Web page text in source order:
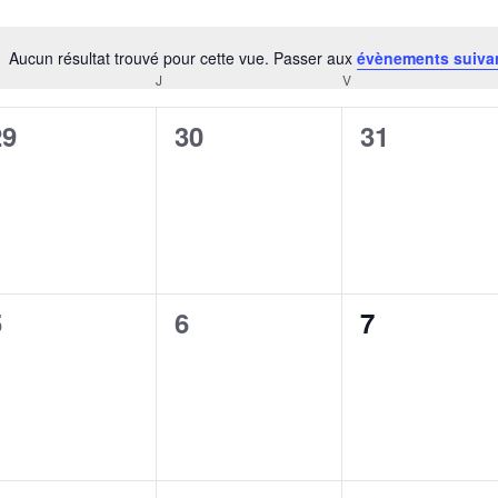
Notice
Aucun résultat trouvé pour cette vue. Passer aux évènements
J V
0
30
0
31
0
6
0
7